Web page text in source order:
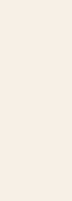
21日覆靈開光。